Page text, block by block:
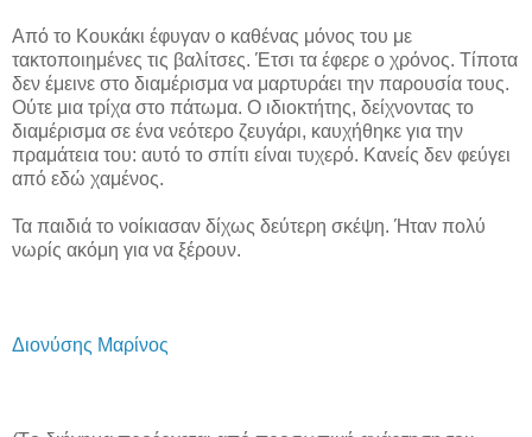
Από το Κουκάκι έφυγαν ο καθένας μόνος του με
τακτοποιημένες τις βαλίτσες. Έτσι τα έφερε ο χρόνος. Τίποτα
δεν έμεινε στο διαμέρισμα να μαρτυράει την παρουσία τους.
Ούτε μια τρίχα στο πάτωμα. Ο ιδιοκτήτης, δείχνοντας το
διαμέρισμα σε ένα νεότερο ζευγάρι, καυχήθηκε για την
πραμάτεια του: αυτό το σπίτι είναι τυχερό. Κανείς δεν φεύγει
από εδώ χαμένος.
Τα παιδιά το νοίκιασαν δίχως δεύτερη σκέψη. Ήταν πολύ
νωρίς ακόμη για να ξέρουν.
Διονύσης Μαρίνος